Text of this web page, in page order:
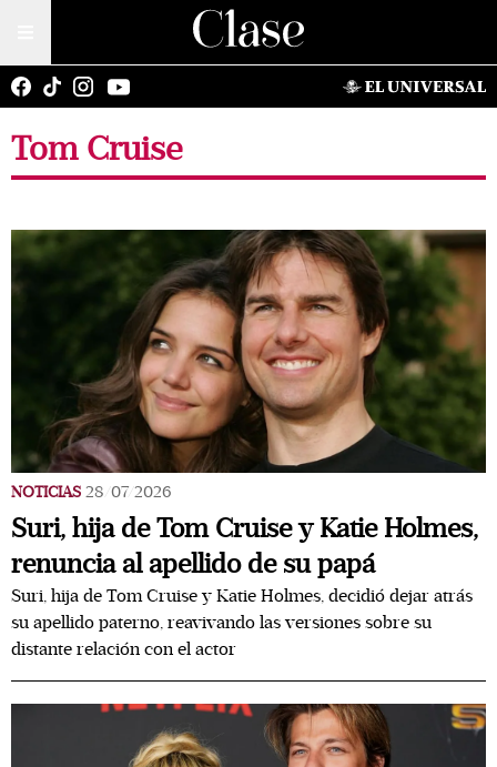
Tom Cruise
NOTICIAS 28/07/2026
Suri, hija de Tom Cruise y Katie Holmes,
renuncia al apellido de su papá
Suri, hija de Tom Cruise y Katie Holmes, decidió dejar atrás
su apellido paterno, reavivando las versiones sobre su
distante relación con el actor